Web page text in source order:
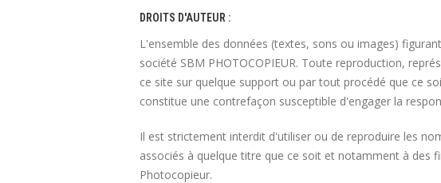
DROITS D'AUTEUR :
L'ensemble des données (textes, sons ou images)
société SBM PHOTOCOPIEUR. Toute reproduction,
ce site sur quelque support ou par tout procédé que ce
constitue une contrefaçon susceptible d'engager la
Il est strictement interdit d'utiliser ou de reproduire les
associés à quelque titre que ce soit et notamment à des
Photocopieur.